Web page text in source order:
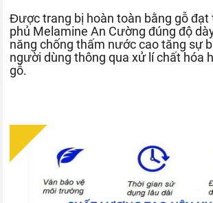
Được trang bị hoàn toàn bằng gỗ đạt
phủ Melamine An Cường đúng độ
năng chống thấm nước cao tăng sự
người dùng thông qua xử lí chất hóa
gỗ.